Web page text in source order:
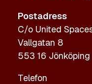
Postadress
C/o United
Vallgatan 8
553 16 Jönköping
Telefon